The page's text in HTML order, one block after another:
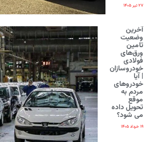
۲۷ تیر ۱۴۰۵
آخرین
وضعیت
تامین
ورق‌های
فولادی
خودروسازان
| آیا
خودروهای
مردم به
موقع
تحویل داده
می شود؟
۱۹ خرداد ۱۴۰۵